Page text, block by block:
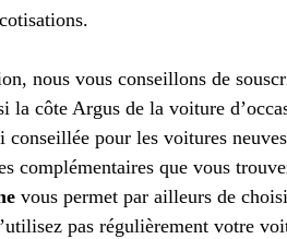
nous vous conseillons de
côte Argus de la voiture
conseillée pour les voitures
complémentaires que vous
vous permet par ailleurs de
pas régulièrement votre